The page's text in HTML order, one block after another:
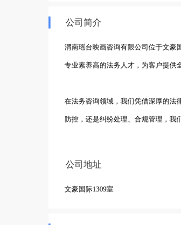
公司简介
渭南瑶台映画咨询有限公司位于文豪
专业素养高的法务人才，为客户提供
在法务咨询领域，我们凭借深厚的法
防控，还是纠纷处理、合规管理，我
公司地址
文豪国际1309室